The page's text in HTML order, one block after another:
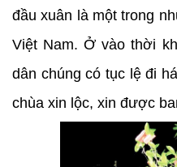
đầu xuân là một trong
Việt Nam. Ở vào thời
dân chúng có tục lệ đi
chùa xin lộc, xin được